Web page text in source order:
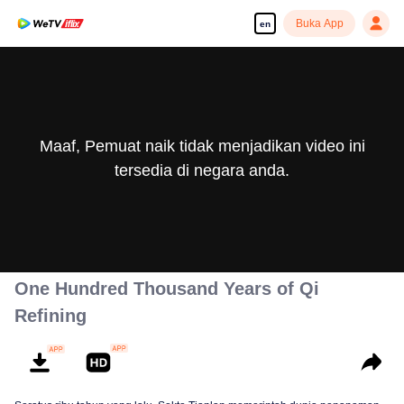
en Buka App
Maaf, Pemuat naik tidak menjadikan video ini
tersedia di negara anda.
One Hundred Thousand Years of Qi
Refining